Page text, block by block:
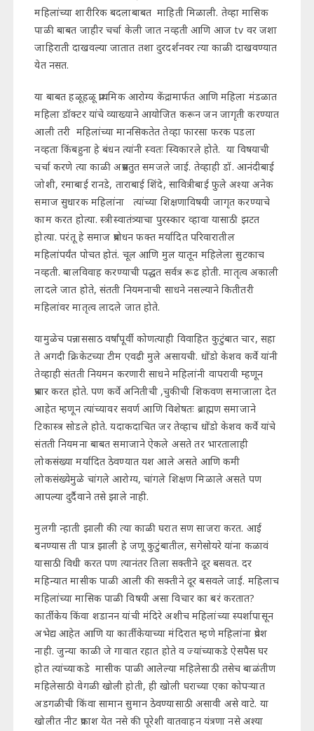
महिलांच्या शारीरिक बदलाबाबत माहिती मिळाली. तेव्हा मासिक
पाळी बाबत जाहीर चर्चा केली जात नव्हती आणि आज tv वर जशा
जाहिराती दाखवल्या जातात तशा दुरदर्शनवर त्या काळी दाखवण्यात
येत नसत.
या बाबत हळूहळू प्राथमिक आरोग्य केंद्रामार्फत आणि महिला मंडळात
महिला डॉक्टर यांचे व्याख्याने आयोजित करून जन जागृती करण्यात
आली तरी महिलांच्या मानसिकतेत तेव्हा फारसा फरक पडला
नव्हता किंबहुना हे बंधन त्यांनी स्वतः स्विकारले होते. या विषयाची
चर्चा करणे त्या काळी अप्रसतुत समजले जाई. तेव्हाही डॉ. आनंदीबाई
जोशी, रमाबाई रानडे, ताराबाई शिंदे, सावित्रीबाई फुले अश्या अनेक
समाज सुधारक महिलांना त्यांच्या शिक्षणाविषयी जागृत करण्याचे
काम करत होत्या. स्त्रीस्वातंत्र्याचा पुरस्कार व्हावा यासाठी झटत
होत्या. परंतू हे समाज प्रबोधन फक्त मर्यादित परिवारातील
महिलांपर्यंत पोचत होतं. चूल आणि मुल यातून महिलेला सुटकाच
नव्हती. बालविवाह करण्याची पद्धत सर्वत्र रूढ होती. मातृत्व अकाली
लादले जात होते, संतती नियमनाची साधने नसल्याने कितीतरी
महिलांवर मातृत्व लादले जात होते.
यामुळेच पन्नाससाठ वर्षांपूर्वी कोणत्याही विवाहित कुटुंबात चार, सहा
ते अगदी क्रिकेटच्या टीम एवढी मुले असायची. धोंडो केशव कर्वे यांनी
तेव्हाही संतती नियमन करणारी साधने महिलांनी वापरावी म्हणून
प्रचार करत होते. पण कर्वे अनितीची ,चुकीची शिकवण समाजाला देत
आहेत म्हणून त्यांच्यावर सवर्ण आणि विशेषतः ब्राह्मण समाजाने
टिकास्त्र सोडले होते. यदाकदाचित जर तेव्हाच धोंडो केशव कर्वे यांचे
संतती नियमना बाबत समाजाने ऐकले असते तर भारतालाही
लोकसंख्या मर्यादित ठेवण्यात यश आले असते आणि कमी
लोकसंख्येमुळे चांगले आरोग्य, चांगले शिक्षण मिळाले असते पण
आपल्या दुर्दैवाने तसे झाले नाही.
मुलगी न्हाती झाली की त्या काळी घरात सण साजरा करत. आई
बनण्यास ती पात्र झाली हे जणू कुटुंबातील, सगेसोयरे यांना कळावं
यासाठी विधी करत पण त्यानंतर तिला सक्तीने दूर बसवत. दर
महिन्यात मासीक पाळी आली की सक्तीने दूर बसवले जाई. महिलाच
महिलांच्या मासिक पाळी विषयी असा विचार का बरं करतात?
कार्तीकेय किंवा शडानन यांची मंदिरे अशीच महिलांच्या स्पर्शापासून
अभेद्य आहेत आणि या कार्तीकेयाच्या मंदिरात म्हणे महिलांना प्रवेश
नाही. जुन्या काळी जे गावात रहात होते व ज्यांच्याकडे ऐसपैस घर
होत त्यांच्याकडे मासीक पाळी आलेल्या महिलेसाठी तसेच बाळंतीण
महिलेसाठी वेगळी खोली होती, ही खोली घराच्या एका कोपऱ्यात
अडगळीची किंवा सामान सुमान ठेवण्यासाठी असावी असे वाटे. या
खोलीत नीट प्रकाश येत नसे की पूरेशी वातवाहन यंत्रणा नसे अश्या